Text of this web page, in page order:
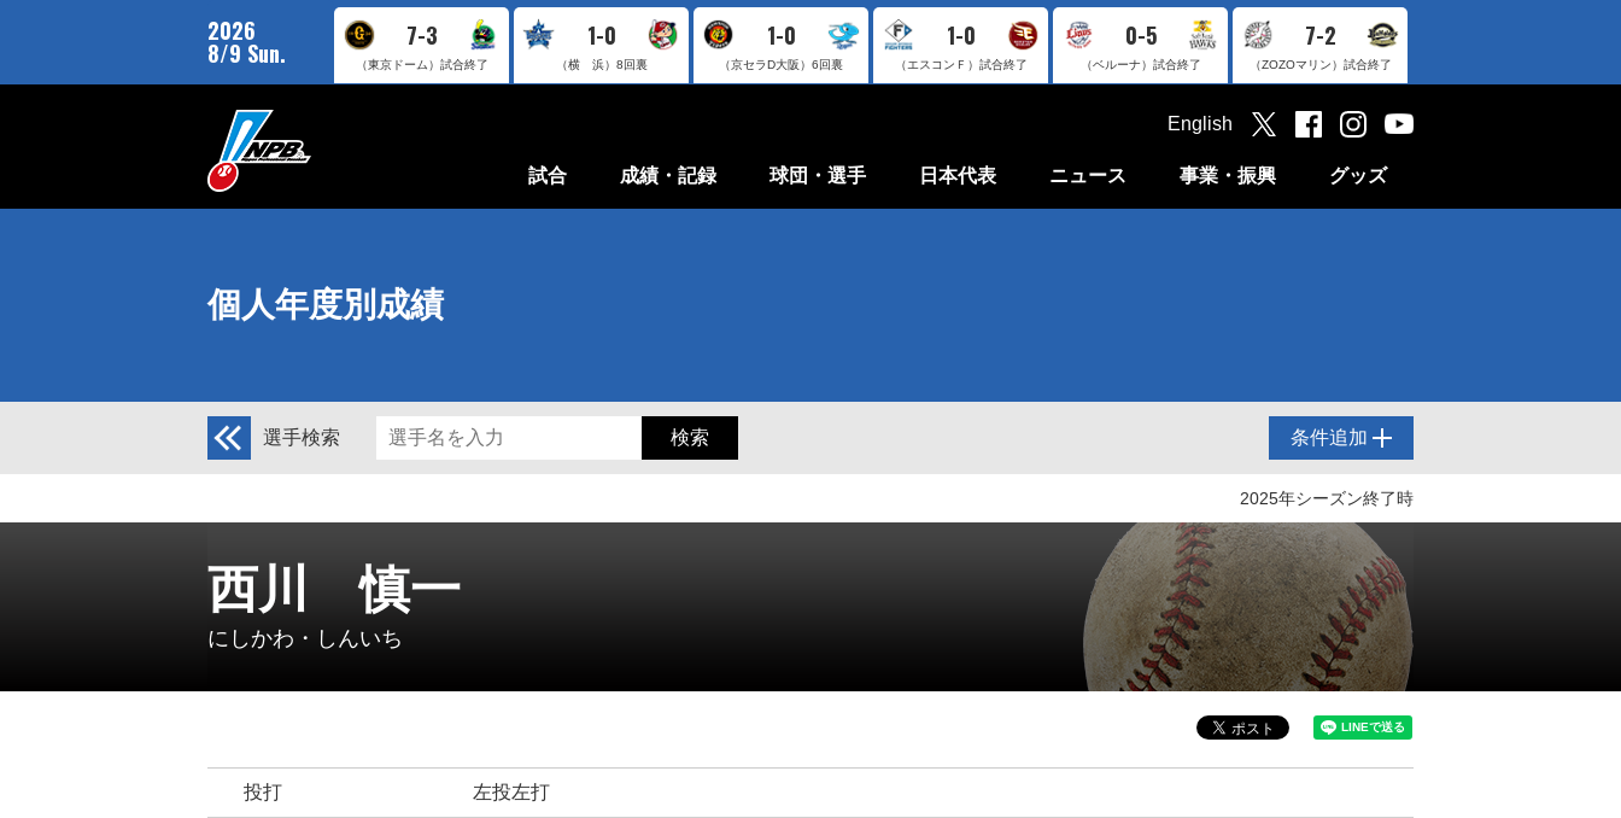
2026
8/9 Sun.
7-3
（東京ドーム） 試合終了
1-0
（横 浜） 8回裏
1-0
（京セラD大阪） 6回裏
1-0
（エスコンＦ） 試合終了
0-5
（ベルーナ） 試合終了
7-2
（ZOZOマリン） 試合終了
試合 成績・記録 球団・選手 日本代表 ニュース 事業・振興 グッズ
English
個人年度別成績
選手検索 条件追加
2025年シーズン終了時
西川 慎一
にしかわ・しんいち
投打 左投左打